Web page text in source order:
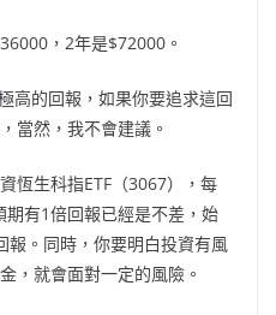
，2年是$72000。
高的回報，如果你要追求這回
當然，我不會建議。
恆生科指ETF（3067），每
有1倍回報已經是不差，始
。同時，你要明白投資有風
，就會面對一定的風險。